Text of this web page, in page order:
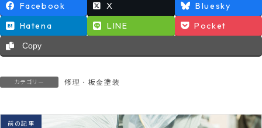
Facebook X
Bluesky
Hatena
LINE Pocket
Copy
カテゴリー 修理・板金塗装
前の記事